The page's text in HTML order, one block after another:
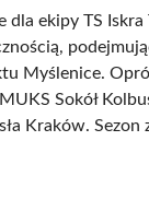
ekipy TS
Myślenice.
Sokół
Kraków.